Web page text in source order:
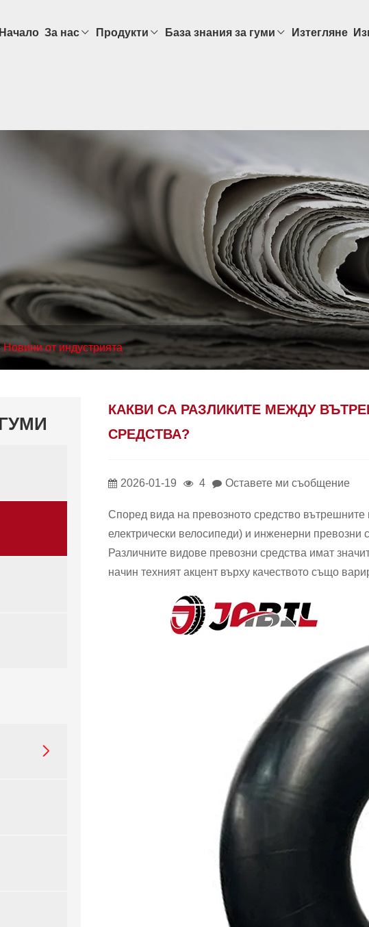
Начало За нас Продукти База знания за гуми Изтегляне
Новини от индустрията

КАКВИ СА РАЗЛИКИТЕ МЕЖДУ
СРЕДСТВА?
2026-01-19 4 Оставете ми съобщение
Според вида на превозното средство
електрически велосипеди) и инженерни превозни
Различните видове превозни средства имат
начин техният акцент върху качеството също